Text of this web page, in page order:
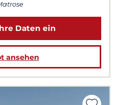
Daten ein
ansehen